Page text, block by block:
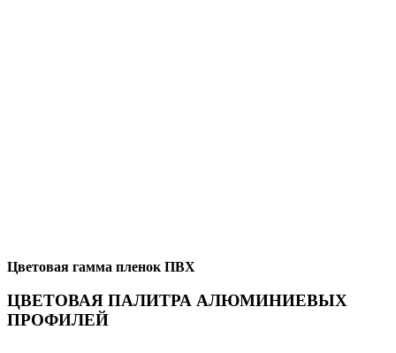
Цветовая гамма пленок ПВХ
ЦВЕТОВАЯ ПАЛИТРА АЛЮМИНИЕВЫХ
ПРОФИЛЕЙ